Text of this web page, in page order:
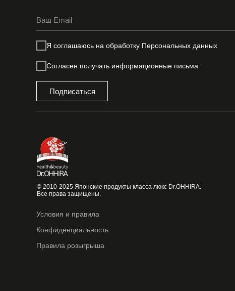
Условия и правила
Правила розыгрыша
Конфиденциальность
© 2010-2025 Японские продукты класса люкс Dr.OHHIRA.
Все права защищены.
Я соглашаюсь на обработку Персональных данных
Согласен получать информационные письма
Подписаться